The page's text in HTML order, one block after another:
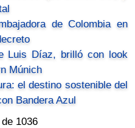
de Colombia en
Luis Díaz, brilló con look
Múnich
el destino sostenible del
Bandera Azul
1036